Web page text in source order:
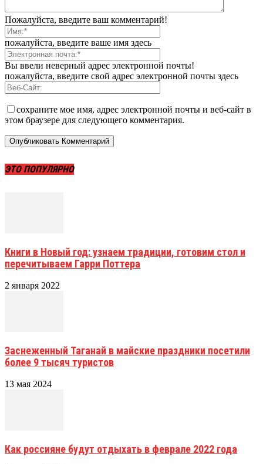
Пожалуйста, введите ваш комментарий!
пожалуйста, введите ваше имя здесь
Вы ввели неверный адрес электронной почты!
пожалуйста, введите свой адрес электронной почты здесь
сохраните мое имя, адрес электронной почты и веб-сайт в
этом браузере для следующего комментария.
ЭТО ПОПУЛЯРНО
Книги в Новый год: узнаем традиции, готовим стол и
перечитываем Гарри Поттера
2 января 2022
Заснеженный Таганай в майские праздники посетили
более 9 тысяч туристов
13 мая 2024
Как россияне будут отдыхать в феврале 2022 года